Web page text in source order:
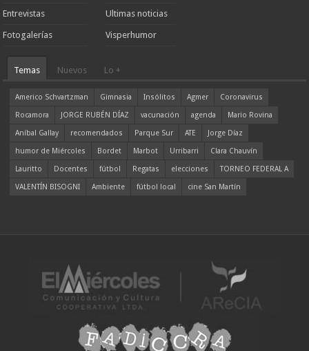
Entrevistas
Fotogalerías
Ultimas noticias
Visperhumor
Temas Nuevos Lo +
Americo Schvartzman Gimnasia Insólitos Agmer
Coronavirus
Rocamora
JORGE RUBÉN DÍAZ vacunación agenda
Mario Rovina
Aníbal Gallay
recomendados Parque Sur ATE
Jorge Díaz
humor de Miércoles
Bordet Marbot Urribarri
Clara Chauvín
Lauritto
Docentes fútbol Regatas elecciones
TORNEO FEDERAL A
VALENTÍN BISOGNI
Ambiente fútbol local cine San Martín